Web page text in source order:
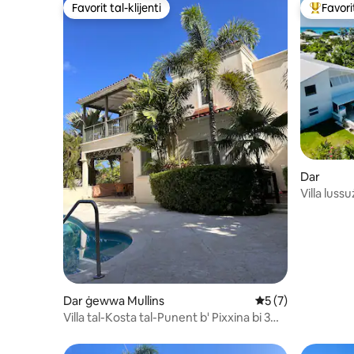
Favorit tal-klijenti
Favorit tal-klijenti
Dar ġewwa Mullins Rating medju ta'
5 (7)
Villa tal-Kosta tal-Punent b' Pixxina bi 3
Wieħed
Dar
Villa